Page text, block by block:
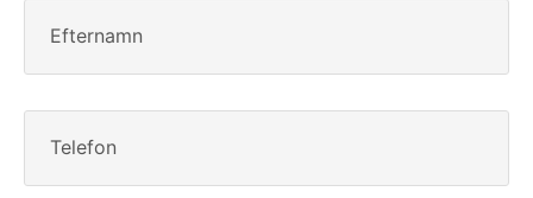
Efternamn
Telefon